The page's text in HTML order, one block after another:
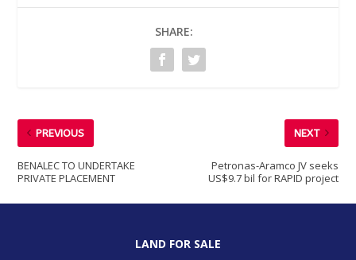
SHARE:
PREVIOUS
BENALEC TO UNDERTAKE
PRIVATE PLACEMENT
NEXT
Petronas-Aramco JV seeks
US$9.7 bil for RAPID project
LAND FOR SALE